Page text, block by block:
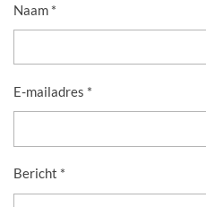
Naam *
E-mailadres *
Bericht *